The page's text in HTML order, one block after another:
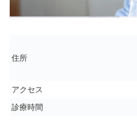
住所
アクセス
診療時間